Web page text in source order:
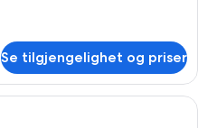
Se tilgjengelighet og priser
Sengetøy av topp kvalitet, minibar,